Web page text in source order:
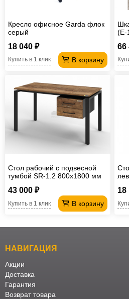
Кресло офисное Garda флок
серый
18 040 ₽
В корзину
Купить в 1 клик
(Е-
66
Стол рабочий с подвесной
тумбой SR-1.2 800х1800 мм
43 000 ₽
В корзину
Купить в 1 клик
18
НАВИГАЦИЯ
Акции
Доставка
Гарантия
Возврат товара